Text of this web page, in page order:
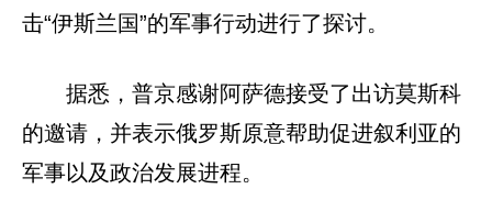
击“伊斯兰国”的军事行动进行了探讨。
据悉，普京感谢阿萨德接受了出访莫斯科
的邀请，并表示俄罗斯原意帮助促进叙利亚的
军事以及政治发展进程。